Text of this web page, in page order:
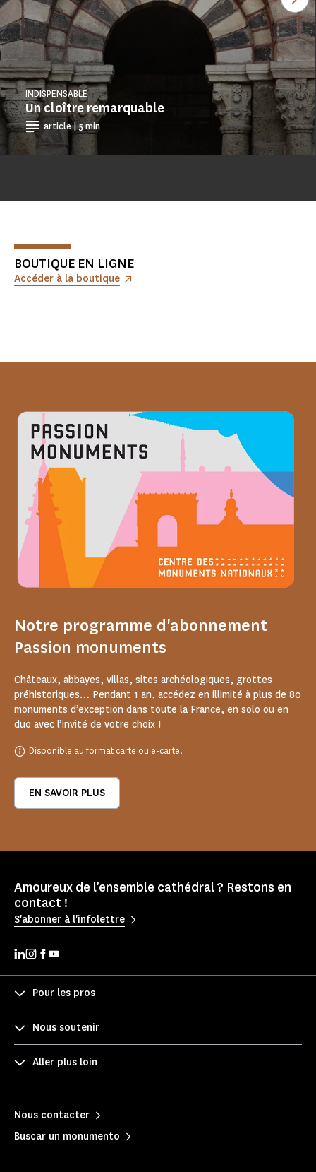
Un cloître remarquable
INDISPENSABLE
article | 5 min
BOUTIQUE EN LIGNE
Accéder à la boutique
Notre programme d'abonnement
Passion monuments
Châteaux, abbayes, villas, sites archéologiques, grottes
préhistoriques… Pendant 1 an, accédez en illimité à plus de 80
monuments d’exception dans toute la France, en solo ou en
duo avec l’invité de votre choix !
Disponible au format carte ou e-carte.
EN SAVOIR PLUS
Amoureux de l'ensemble cathédral ? Restons en
contact !
S'abonner à l'infolettre
Pour les pros
Nous soutenir
Aller plus loin
Nous contacter
Buscar un monumento